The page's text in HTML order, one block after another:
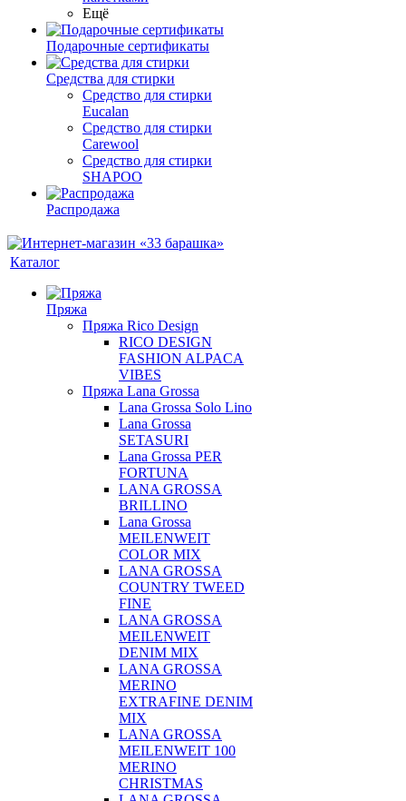
Ещё
Подарочные сертификаты
Средства для стирки
Средство для стирки
Eucalan
Средство для стирки
Carewool
Средство для стирки
SHAPOO
Распродажа
Каталог
Пряжа
Пряжа Rico Design
RICO DESIGN
FASHION ALPACA
VIBES
Пряжа Lana Grossa
Lana Grossa Solo Lino
Lana Grossa
SETASURI
Lana Grossa PER
FORTUNA
LANA GROSSA
BRILLINO
Lana Grossa
MEILENWEIT
COLOR MIX
LANA GROSSA
COUNTRY TWEED
FINE
LANA GROSSA
MEILENWEIT
DENIM MIX
LANA GROSSA
MERINO
EXTRAFINE DENIM
MIX
LANA GROSSA
MEILENWEIT 100
MERINO
CHRISTMAS